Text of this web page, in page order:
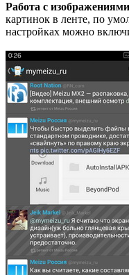
Работа с изображениями
картинок в ленте, по
настройках можно